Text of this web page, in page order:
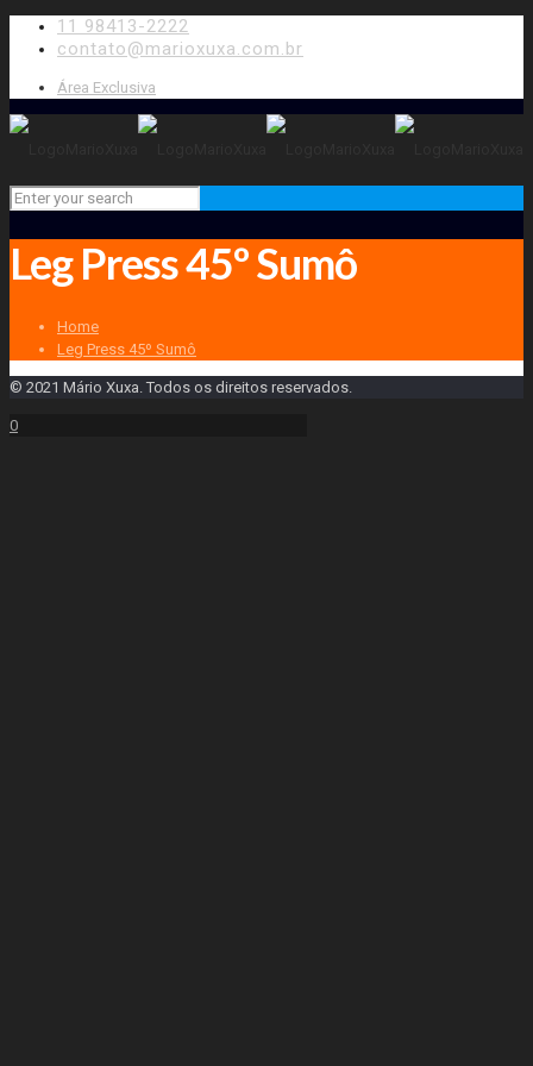
11 98413-2222
contato@marioxuxa.com.br
Área Exclusiva
Leg Press 45º Sumô
Home
Leg Press 45º Sumô
© 2021 Mário Xuxa. Todos os direitos reservados.
0